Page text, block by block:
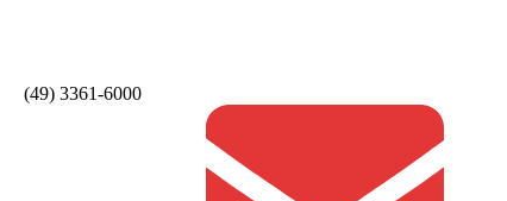
(49) 3361-6000